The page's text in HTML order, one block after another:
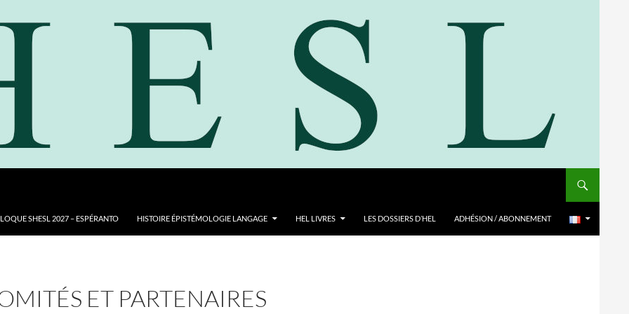
SHESL 2027 – ESPÉRANTO HISTOIRE ÉPISTÉMOLOGIE LANGAGE HEL LIVRES LES DOSSIERS D’HEL ADHÉSION / ABONNEMENT
ET PARTENAIRES